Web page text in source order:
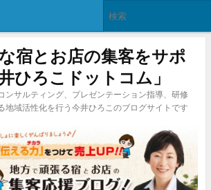
宿とお店の集客をサポ
ひろこドットコム」
ンサルティング、プレゼンテーション指導、研修
地域活性化を行う今井ひろこのブログサイトです